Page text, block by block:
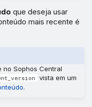
que deseja usar
mais recente é
no Sophos Central
vista em um
.